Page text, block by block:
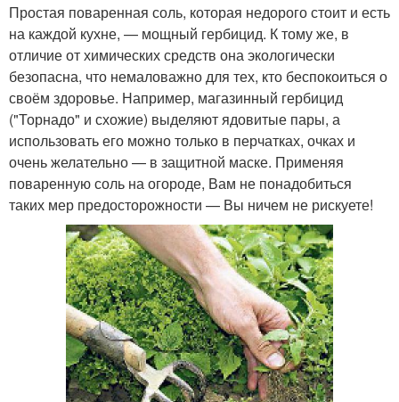
Простая поваренная соль, которая недорого стоит и есть
на каждой кухне, — мощный гербицид. К тому же, в
отличие от химических средств она экологически
безопасна, что немаловажно для тех, кто беспокоиться о
своём здоровье. Например, магазинный гербицид
("Торнадо" и схожие) выделяют ядовитые пары, а
использовать его можно только в перчатках, очках и
очень желательно — в защитной маске. Применяя
поваренную соль на огороде, Вам не понадобиться
таких мер предосторожности — Вы ничем не рискуете!